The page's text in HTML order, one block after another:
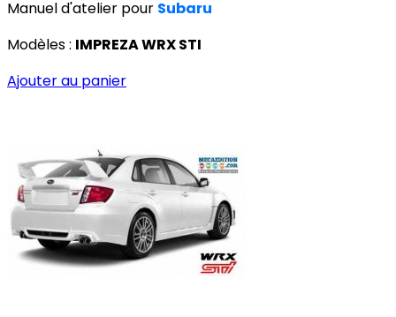
Manuel d'atelier pour Subaru
Modèles : IMPREZA WRX STI
Ajouter au panier